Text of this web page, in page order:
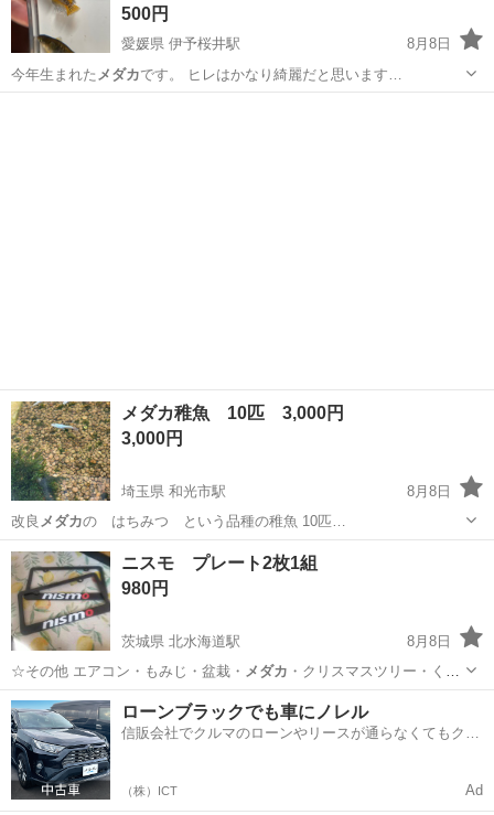
500円
愛媛県 伊予桜井駅
8月8日
今年生まれた メダカ です。 ヒレはかなり綺麗だと思います…
メダカ稚魚 10匹 3,000円
3,000円
埼玉県 和光市駅
8月8日
改良 メダカの はちみつ という品種の稚魚 10匹…
埼玉 和光市 その他 稚魚
ニスモ プレート2枚1組
980円
茨城県 北水海道駅
8月8日
☆その他 エアコン・もみじ・盆栽・ メダカ ・クリスマスツリー・くる
み苗・水上バイ…
茨城 常総市 北水海道駅 その他 ニスモ
ローンブラックでも車にノレル
信販会社でクルマのローンやリースが通らなくてもクル
（株）ICT Ad